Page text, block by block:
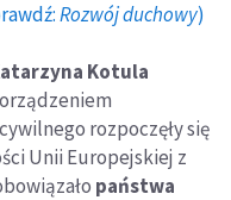
Rozwój duchowy)
Kotula
rozpoczęły się
Unii Europejskiej z
państwa